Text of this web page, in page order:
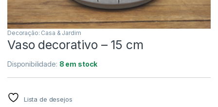
Decoração: Casa & Jardim
Vaso decorativo – 15 cm
Disponibilidade: 8 em stock
Lista de desejos